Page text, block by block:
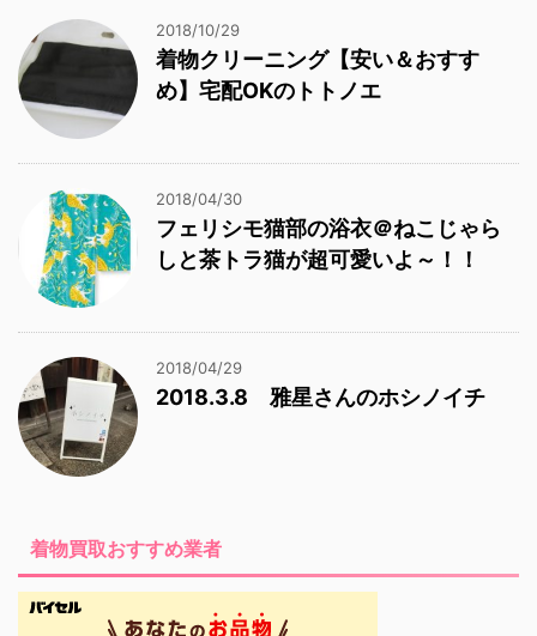
2018/10/29
着物クリーニング【安い＆おすす
め】宅配OKのトトノエ
2018/04/30
フェリシモ猫部の浴衣＠ねこじゃら
しと茶トラ猫が超可愛いよ～！！
2018/04/29
2018.3.8 雅星さんのホシノイチ
着物買取おすすめ業者